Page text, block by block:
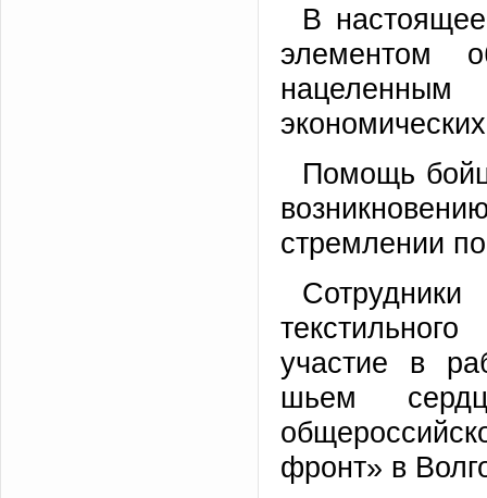
В
элементом
Помощь
стремлении
участие в
шьем
фронт» в